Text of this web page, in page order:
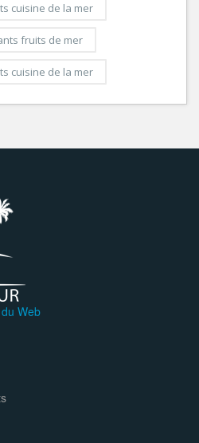
cuisine de la mer
fruits de mer
cuisine de la mer
Web